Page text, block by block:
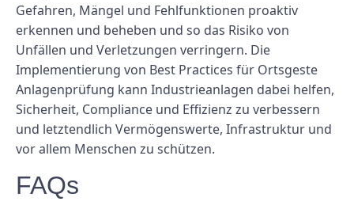
Gefahren, Mängel und Fehlfunktionen proaktiv
erkennen und beheben und so das Risiko von
Unfällen und Verletzungen verringern. Die
Implementierung von Best Practices für Ortsgeste
Anlagenprüfung kann Industrieanlagen dabei helfen,
Sicherheit, Compliance und Effizienz zu verbessern
und letztendlich Vermögenswerte, Infrastruktur und
vor allem Menschen zu schützen.
FAQs